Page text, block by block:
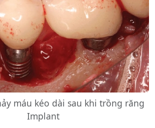
máu kéo dài sau khi trồng răng
Implant